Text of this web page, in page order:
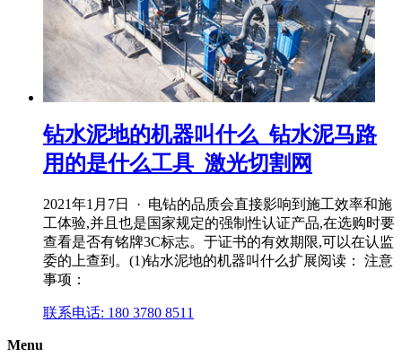
钻水泥地的机器叫什么_钻水泥马路
用的是什么工具_激光切割网
2021年1月7日 · 电钻的品质会直接影响到施工效率和施
工体验,并且也是国家规定的强制性认证产品,在选购时要
查看是否有铭牌3C标志。于证书的有效期限,可以在认监
委的上查到。(1)钻水泥地的机器叫什么扩展阅读： 注意
事项：
联系电话: 180 3780 8511
Menu